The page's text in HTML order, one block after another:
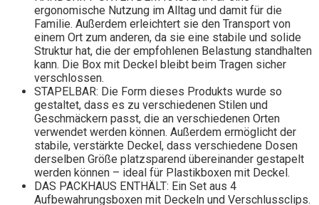
ergonomische Nutzung im Alltag und damit für die
Familie. Außerdem erleichtert sie den Transport von
einem Ort zum anderen, da sie eine stabile und solide
Struktur hat, die der empfohlenen Belastung standhalten
kann. Die Box mit Deckel bleibt beim Tragen sicher
verschlossen.
STAPELBAR: Die Form dieses Produkts wurde so
gestaltet, dass es zu verschiedenen Stilen und
Geschmäckern passt, die an verschiedenen Orten
verwendet werden können. Außerdem ermöglicht der
stabile, verstärkte Deckel, dass verschiedene Dosen
derselben Größe platzsparend übereinander gestapelt
werden können – ideal für Plastikboxen mit Deckel.
DAS PACKHAUS ENTHÄLT: Ein Set aus 4
Aufbewahrungsboxen mit Deckeln und Verschlussclips.